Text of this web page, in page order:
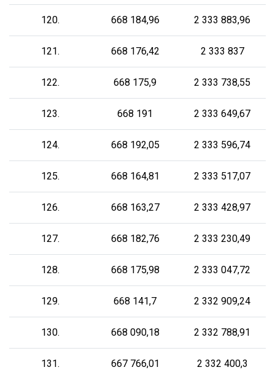
120. 668 184,96 2 333 883,96
121. 668 176,42 2 333 837
122. 668 175,9 2 333 738,55
123. 668 191 2 333 649,67
124. 668 192,05 2 333 596,74
125. 668 164,81 2 333 517,07
126. 668 163,27 2 333 428,97
127. 668 182,76 2 333 230,49
128. 668 175,98 2 333 047,72
129. 668 141,7 2 332 909,24
130. 668 090,18 2 332 788,91
131. 667 766,01 2 332 400,3